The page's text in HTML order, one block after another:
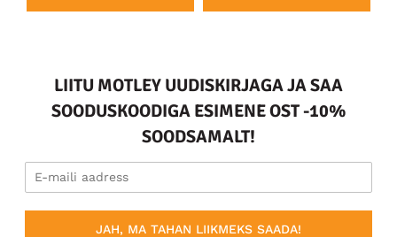
LIITU MOTLEY UUDISKIRJAGA JA SAA
SOODUSKOODIGA ESIMENE OST -10%
SOODSAMALT!
JAH, MA TAHAN LIIKMEKS SAADA!